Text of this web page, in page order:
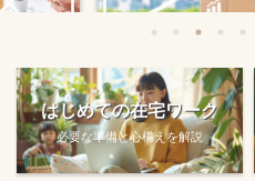
る方法
教育訓練給付金で
方法【主婦
はじめての在宅ワーク
必要な準備と心構えを解説